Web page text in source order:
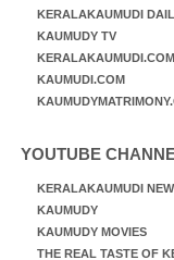
KERALAKAUMUDI
KAUMUDY TV
KERALAKAUMUDI.COM
KAUMUDI.COM
YOUTUBE
KERALAKAUMUDI
KAUMUDY
KAUMUDY MOVIES
THE REAL TASTE OF